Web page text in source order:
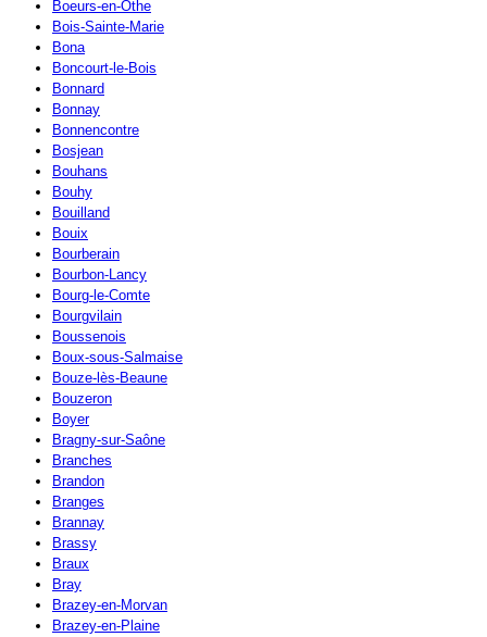
Boeurs-en-Othe
Bois-Sainte-Marie
Bona
Boncourt-le-Bois
Bonnard
Bonnay
Bonnencontre
Bosjean
Bouhans
Bouhy
Bouilland
Bouix
Bourberain
Bourbon-Lancy
Bourg-le-Comte
Bourgvilain
Boussenois
Boux-sous-Salmaise
Bouze-lès-Beaune
Bouzeron
Boyer
Bragny-sur-Saône
Branches
Brandon
Branges
Brannay
Brassy
Braux
Bray
Brazey-en-Morvan
Brazey-en-Plaine